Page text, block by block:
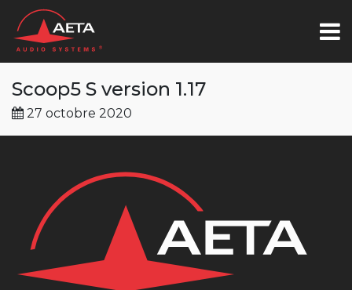
Scoop5 S version 1.17
27 octobre 2020